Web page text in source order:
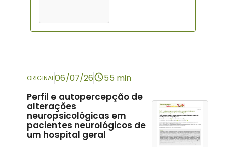
ORIGINAL06/07/26 55 min
Perfil e autopercepção de
alterações
neuropsicológicas em
pacientes neurológicos de
um hospital geral